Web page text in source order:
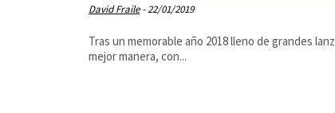
David Fraile -22/01/2019
Tras un memorable año 2018 lleno de grandes
mejor manera, con...